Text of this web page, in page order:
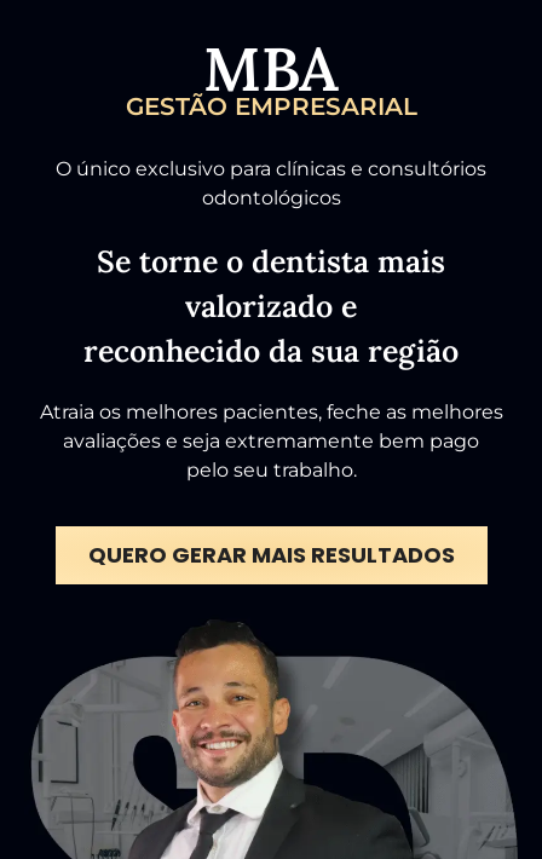
MBA
GESTÃO EMPRESARIAL
O único exclusivo para clínicas e consultórios
odontológicos
Se torne o dentista mais
valorizado e
reconhecido da sua região
Atraia os melhores pacientes, feche as melhores
avaliações e seja extremamente bem pago
pelo seu trabalho.
QUERO GERAR MAIS RESULTADOS